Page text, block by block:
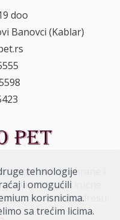
tehnologije
i omogućili
korisnicima.
sa trećim licima.
doo
Banovci (Kablar)
asortimanom hrane i
i ostale kućne
i na kućnu adresu.